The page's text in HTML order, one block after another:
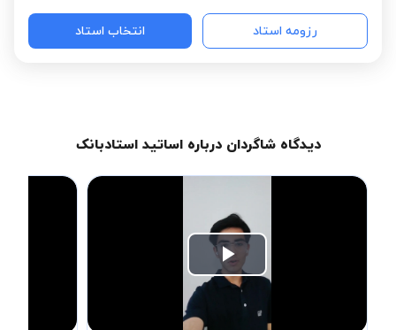
رزومه استاد انتخاب استاد
دیدگاه شاگردان درباره اساتید استادبانک
Play
Video